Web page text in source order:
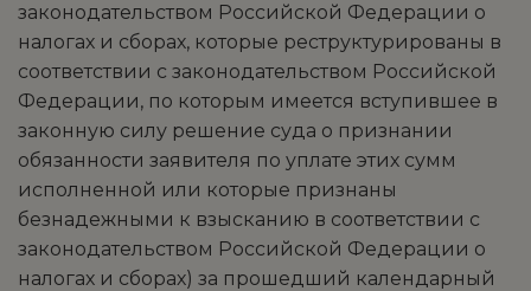
законодательством Российской Федерации о
налогах и сборах, которые реструктурированы в
соответствии с законодательством Российской
Федерации, по которым имеется вступившее в
законную силу решение суда о признании
обязанности заявителя по уплате этих сумм
исполненной или которые признаны
безнадежными к взысканию в соответствии с
законодательством Российской Федерации о
налогах и сборах) за прошедший календарный